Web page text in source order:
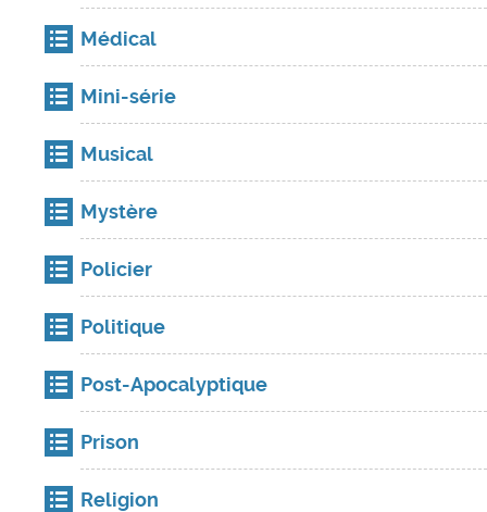
Médical
Mini-série
Musical
Mystère
Policier
Politique
Post-Apocalyptique
Prison
Religion